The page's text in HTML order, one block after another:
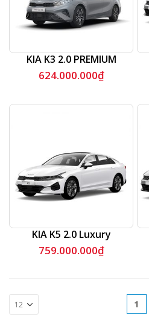
KIA K3 2.0 PREMIUM
624.000.000₫
KIA K5 2.0 Luxury
759.000.000₫
1